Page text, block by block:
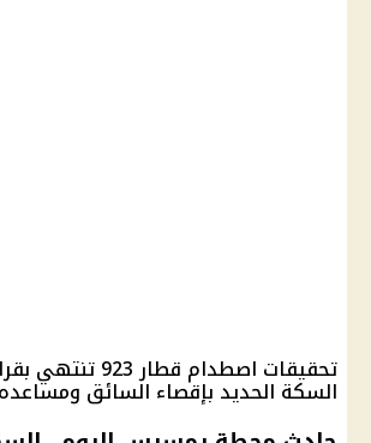
تحقيقات اصطدام قطار
السكة الحديد بإقصاء السائق